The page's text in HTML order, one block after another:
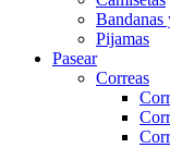
Bandanas
Pijamas
Pasear
Correas